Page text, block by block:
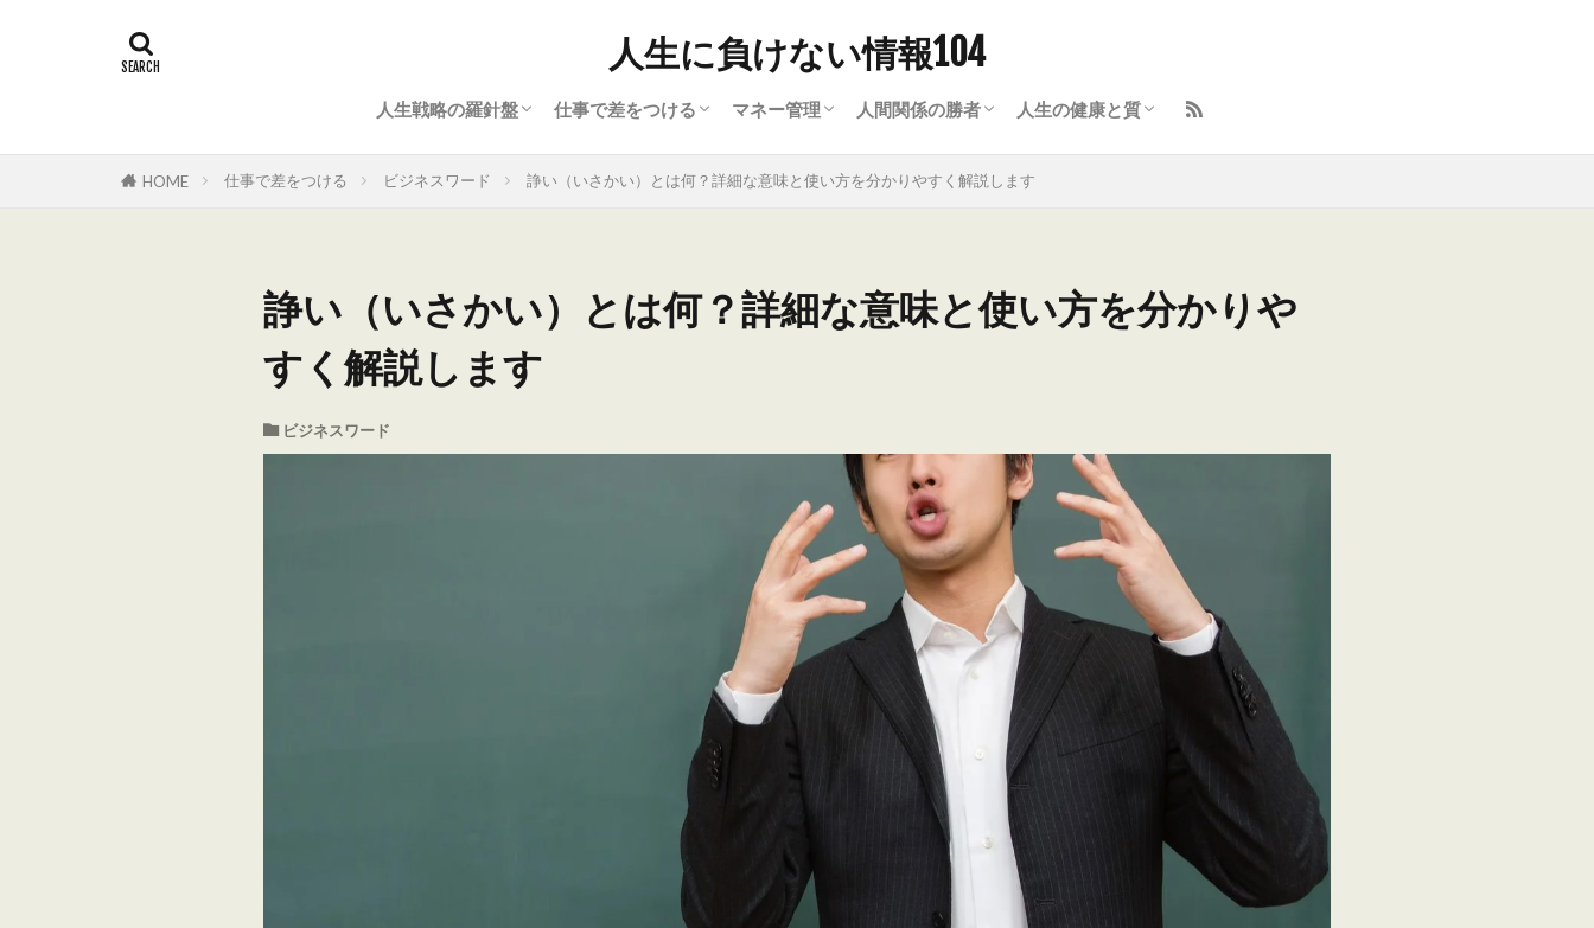
人生に負けない情報104
人生戦略の羅針盤 仕事で差をつける マネー管理 人間関係の勝者 人生の健康と質
HOME 仕事で差をつける ビジネスワード 諍い（いさかい）とは何？詳細な意味と使い方を分かりやすく解説します
諍い（いさかい）とは何？詳細な意味と使い方を分かりや
すく解説します
ビジネスワード